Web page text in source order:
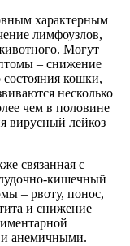
характерным
лимфоузлов,
Могут
– снижение
кошки,
несколько
чем в половине
вирусный лейкоз
связанная с
кишечный
– рвоту, понос,
и снижение
анемичными.